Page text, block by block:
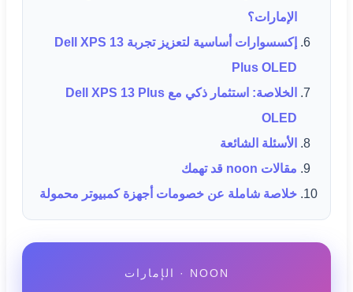
الإمارات؟
إكسسوارات أساسية لتعزيز تجربة Dell XPS 13
Plus OLED
الخلاصة: استثمار ذكي مع Dell XPS 13 Plus
OLED
الأسئلة الشائعة
مقالات noon قد تهمك
خلاصة شاملة عن خصومات أجهزة كمبيوتر محمولة
NOON · الإمارات